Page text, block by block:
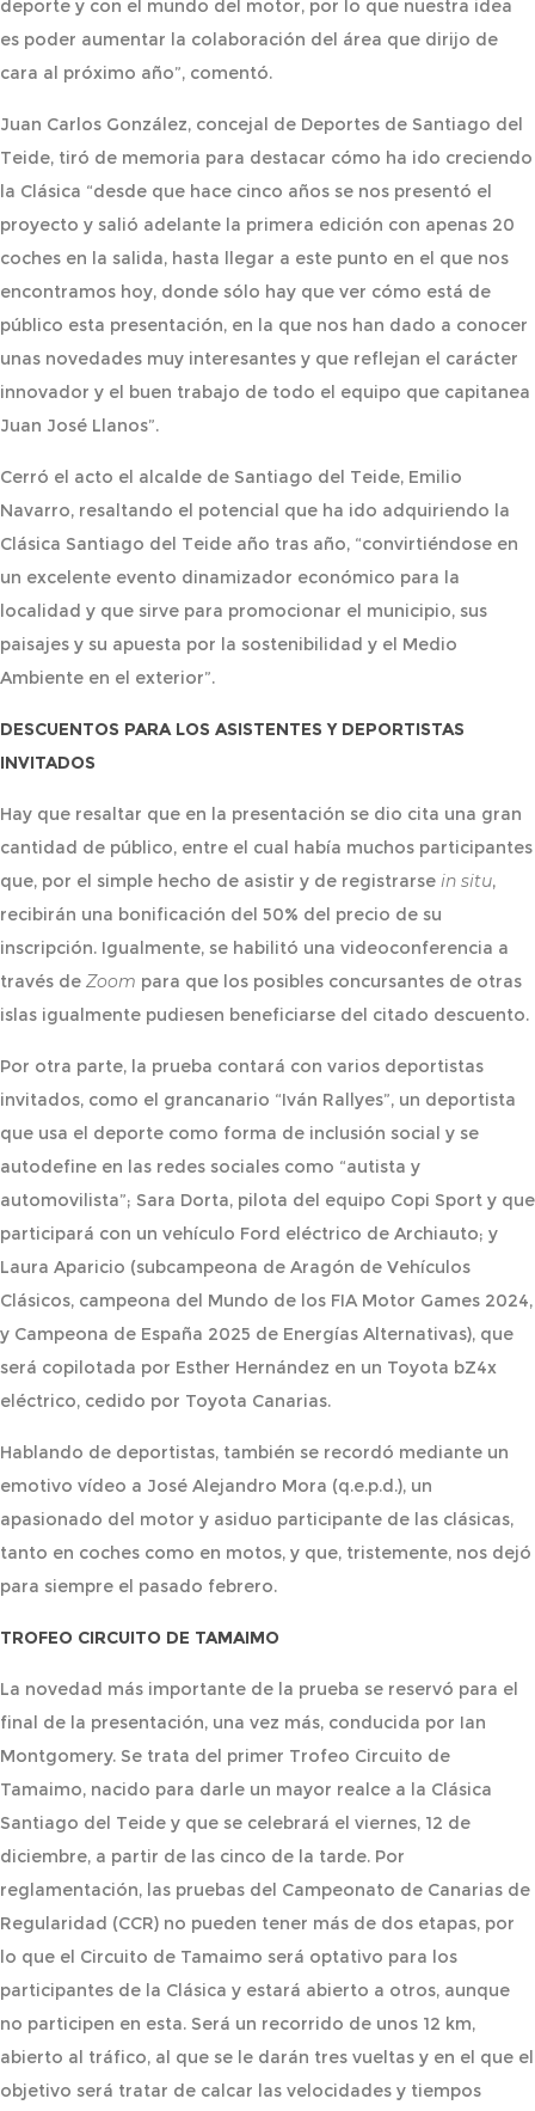
deporte y con el mundo del motor, por lo que nuestra idea
es poder aumentar la colaboración del área que dirijo de
cara al próximo año”, comentó.
Juan Carlos González, concejal de Deportes de Santiago del
Teide, tiró de memoria para destacar cómo ha ido creciendo
la Clásica “desde que hace cinco años se nos presentó el
proyecto y salió adelante la primera edición con apenas 20
coches en la salida, hasta llegar a este punto en el que nos
encontramos hoy, donde sólo hay que ver cómo está de
público esta presentación, en la que nos han dado a conocer
unas novedades muy interesantes y que reflejan el carácter
innovador y el buen trabajo de todo el equipo que capitanea
Juan José Llanos”.
Cerró el acto el alcalde de Santiago del Teide, Emilio
Navarro, resaltando el potencial que ha ido adquiriendo la
Clásica Santiago del Teide año tras año, “convirtiéndose en
un excelente evento dinamizador económico para la
localidad y que sirve para promocionar el municipio, sus
paisajes y su apuesta por la sostenibilidad y el Medio
Ambiente en el exterior”.
DESCUENTOS PARA LOS ASISTENTES Y DEPORTISTAS
INVITADOS
Hay que resaltar que en la presentación se dio cita una gran
cantidad de público, entre el cual había muchos participantes
que, por el simple hecho de asistir y de registrarse in situ,
recibirán una bonificación del 50% del precio de su
inscripción. Igualmente, se habilitó una videoconferencia a
través de Zoom para que los posibles concursantes de otras
islas igualmente pudiesen beneficiarse del citado descuento.
Por otra parte, la prueba contará con varios deportistas
invitados, como el grancanario “Iván Rallyes”, un deportista
que usa el deporte como forma de inclusión social y se
autodefine en las redes sociales como “autista y
automovilista”; Sara Dorta, pilota del equipo Copi Sport y que
participará con un vehículo Ford eléctrico de Archiauto; y
Laura Aparicio (subcampeona de Aragón de Vehículos
Clásicos, campeona del Mundo de los FIA Motor Games 2024,
y Campeona de España 2025 de Energías Alternativas), que
será copilotada por Esther Hernández en un Toyota bZ4x
eléctrico, cedido por Toyota Canarias.
Hablando de deportistas, también se recordó mediante un
emotivo vídeo a José Alejandro Mora (q.e.p.d.), un
apasionado del motor y asiduo participante de las clásicas,
tanto en coches como en motos, y que, tristemente, nos dejó
para siempre el pasado febrero.
TROFEO CIRCUITO DE TAMAIMO
La novedad más importante de la prueba se reservó para el
final de la presentación, una vez más, conducida por Ian
Montgomery. Se trata del primer Trofeo Circuito de
Tamaimo, nacido para darle un mayor realce a la Clásica
Santiago del Teide y que se celebrará el viernes, 12 de
diciembre, a partir de las cinco de la tarde. Por
reglamentación, las pruebas del Campeonato de Canarias de
Regularidad (CCR) no pueden tener más de dos etapas, por
lo que el Circuito de Tamaimo será optativo para los
participantes de la Clásica y estará abierto a otros, aunque
no participen en esta. Será un recorrido de unos 12 km,
abierto al tráfico, al que se le darán tres vueltas y en el que el
objetivo será tratar de calcar las velocidades y tiempos